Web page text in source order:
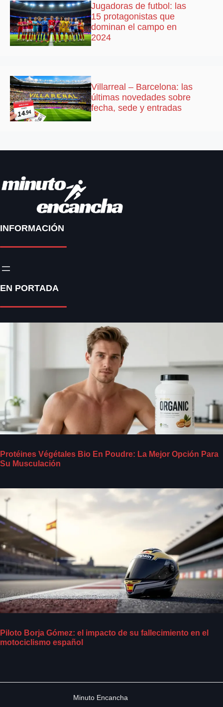
Jugadoras de futbol: las
15 protagonistas que
dominan el campo en
2024
Villarreal – Barcelona: las
últimas novedades sobre
fecha, sede y entradas
INFORMACIÓN
EN PORTADA
Protéines Végétales Bio En Poudre: La Mejor Opción Para
Su Musculación
Piloto Borja Gómez: el impacto de su fallecimiento en el
motociclismo español
Minuto Encancha